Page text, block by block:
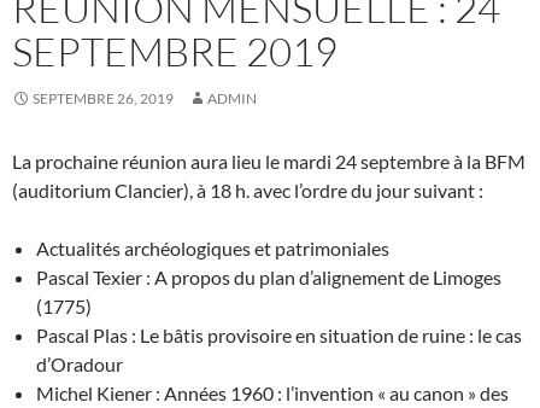
SEPTEMBRE 2019
SEPTEMBRE 26, 2019 ADMIN
La prochaine réunion aura lieu le mardi 24 septembre à la BFM
(auditorium Clancier), à 18 h. avec l’ordre du jour suivant :
Actualités archéologiques et patrimoniales
Pascal Texier : A propos du plan d’alignement de Limoges
(1775)
Pascal Plas : Le bâtis provisoire en situation de ruine : le cas
d’Oradour
Michel Kiener : Années 1960 : l’invention « au canon » des